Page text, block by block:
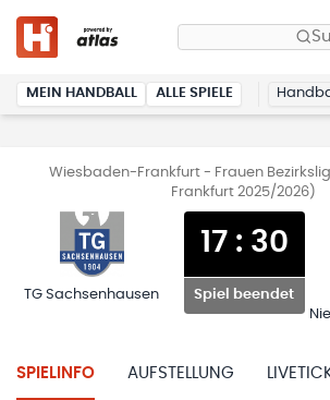
MEIN HANDBALL ALLE SPIELE
Wiesbaden-Frankfurt - Frauen
Frankfurt 2025/2026)
TG Sachsenhausen
17: 30
Spiel beendet
SPIELINFO AUFSTELLUNG